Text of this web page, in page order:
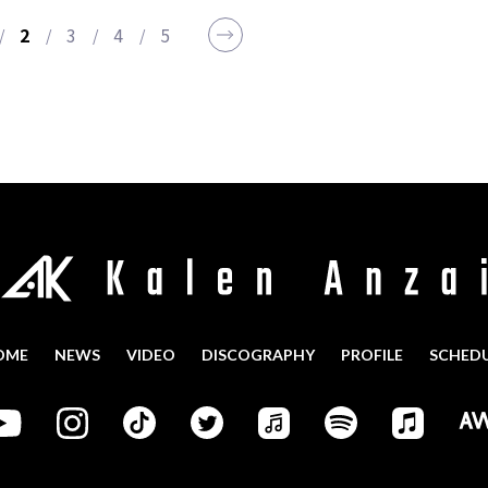
2 3 4 5
NEWS VIDEO DISCOGRAPHY PROFILE